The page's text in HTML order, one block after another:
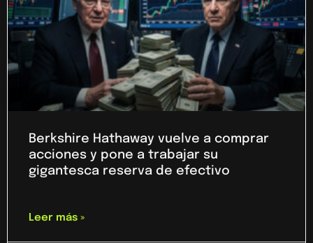
Berkshire Hathaway vuelve a comprar
acciones y pone a trabajar su
gigantesca reserva de efectivo
Leer más »